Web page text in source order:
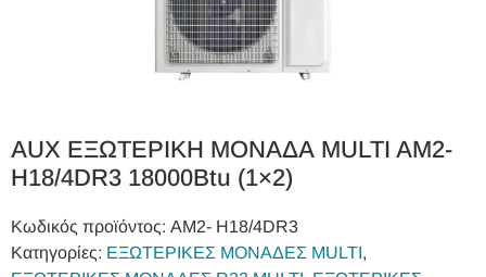
AUX ΕΞΩΤΕΡΙΚΗ ΜΟΝΑΔΑ MULTI AM2-
H18/4DR3 18000Btu (1×2)
Κωδικός προϊόντος: AM2- H18/4DR3
Κατηγορίες: ΕΞΩΤΕΡΙΚΕΣ ΜΟΝΑΔΕΣ MULTI,